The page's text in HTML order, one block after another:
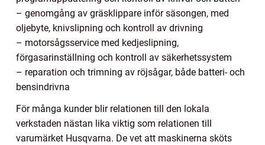
– genomgång av gräsklippare inför säsongen, med
oljebyte, knivslipning och kontroll av drivning
– motorsågsservice med kedjeslipning,
förgasarinställning och kontroll av säkerhetssystem
– reparation och trimning av röjsågar, både batteri- och
bensindrivna
För många kunder blir relationen till den lokala
verkstaden nästan lika viktig som relationen till
varumärket Husqvarna. De vet att maskinerna sköts